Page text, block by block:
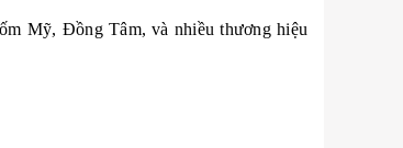
Mỹ, Đồng Tâm, và nhiều thương hiệu